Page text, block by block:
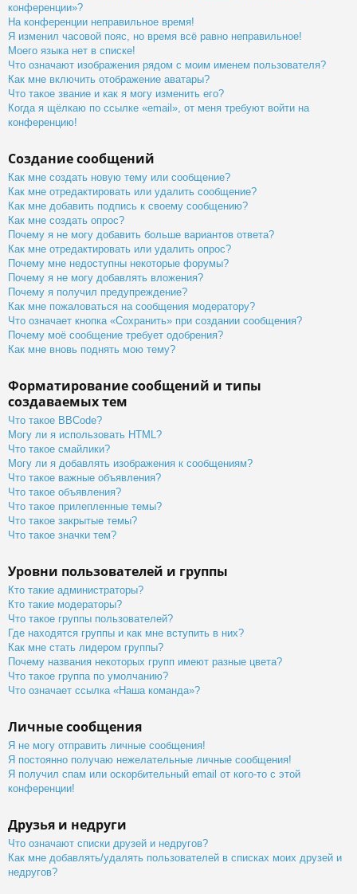
конференции»?
На конференции неправильное время!
Я изменил часовой пояс, но время всё равно неправильное!
Моего языка нет в списке!
Что означают изображения рядом с моим именем пользователя?
Как мне включить отображение аватары?
Что такое звание и как я могу изменить его?
Когда я щёлкаю по ссылке «email», от меня требуют войти на
конференцию!
Создание сообщений
Как мне создать новую тему или сообщение?
Как мне отредактировать или удалить сообщение?
Как мне добавить подпись к своему сообщению?
Как мне создать опрос?
Почему я не могу добавить больше вариантов ответа?
Как мне отредактировать или удалить опрос?
Почему мне недоступны некоторые форумы?
Почему я не могу добавлять вложения?
Почему я получил предупреждение?
Как мне пожаловаться на сообщения модератору?
Что означает кнопка «Сохранить» при создании сообщения?
Почему моё сообщение требует одобрения?
Как мне вновь поднять мою тему?
Форматирование сообщений и типы
создаваемых тем
Что такое BBCode?
Могу ли я использовать HTML?
Что такое смайлики?
Могу ли я добавлять изображения к сообщениям?
Что такое важные объявления?
Что такое объявления?
Что такое прилепленные темы?
Что такое закрытые темы?
Что такое значки тем?
Уровни пользователей и группы
Кто такие администраторы?
Кто такие модераторы?
Что такое группы пользователей?
Где находятся группы и как мне вступить в них?
Как мне стать лидером группы?
Почему названия некоторых групп имеют разные цвета?
Что такое группа по умолчанию?
Что означает ссылка «Наша команда»?
Личные сообщения
Я не могу отправить личные сообщения!
Я постоянно получаю нежелательные личные сообщения!
Я получил спам или оскорбительный email от кого-то с этой
конференции!
Друзья и недруги
Что означают списки друзей и недругов?
Как мне добавлять/удалять пользователей в списках моих друзей и
недругов?